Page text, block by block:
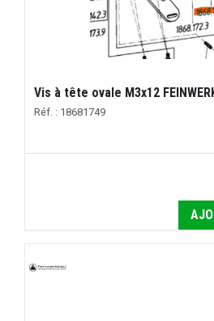
Vis à tête ovale M3x12
Réf. : 18681749